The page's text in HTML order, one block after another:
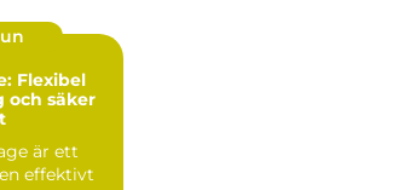
Flexibel
och säker
är ett
effektivt